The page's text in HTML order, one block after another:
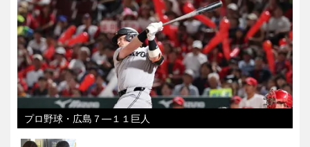
プロ野球・広島７―１１巨人